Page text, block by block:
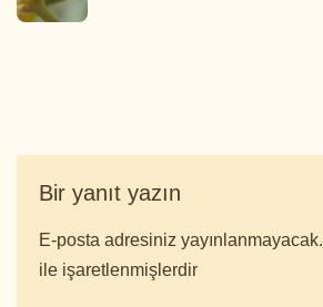
Bir yanıt yazın
E-posta adresiniz yayınlanmayacak.
ile işaretlenmişlerdir